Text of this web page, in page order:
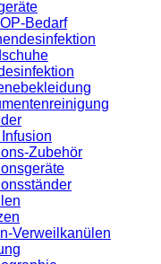
Bedarf
Zubehör
Verweilkanülen